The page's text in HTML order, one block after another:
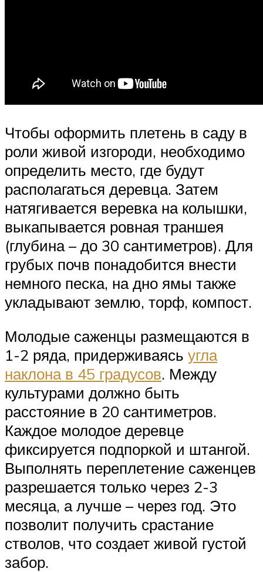
Чтобы оформить плетень в саду в
роли живой изгороди, необходимо
определить место, где будут
располагаться деревца. Затем
натягивается веревка на колышки,
выкапывается ровная траншея
(глубина – до 30 сантиметров). Для
грубых почв понадобится внести
немного песка, на дно ямы также
укладывают землю, торф, компост.
Молодые саженцы размещаются в
1-2 ряда, придерживаясь угла
наклона в 45 градусов. Между
культурами должно быть
расстояние в 20 сантиметров.
Каждое молодое деревце
фиксируется подпоркой и штангой.
Выполнять переплетение саженцев
разрешается только через 2-3
месяца, а лучше – через год. Это
позволит получить срастание
стволов, что создает живой густой
забор.